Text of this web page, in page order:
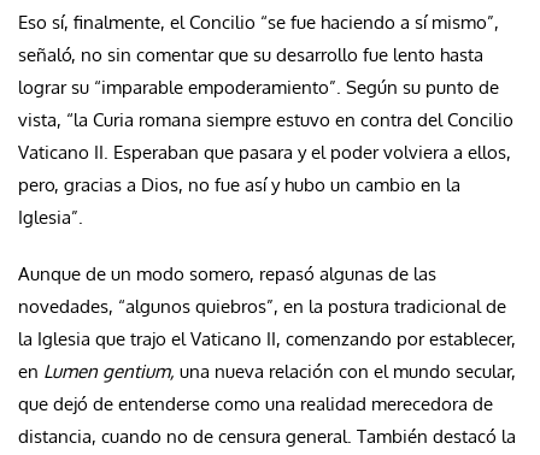
Eso sí, finalmente, el Concilio “se fue haciendo a sí mismo”,
señaló, no sin comentar que su desarrollo fue lento hasta
lograr su “imparable empoderamiento”. Según su punto de
vista, “la Curia romana siempre estuvo en contra del Concilio
Vaticano II. Esperaban que pasara y el poder volviera a ellos,
pero, gracias a Dios, no fue así y hubo un cambio en la
Iglesia”.
Aunque de un modo somero, repasó algunas de las
novedades, “algunos quiebros”, en la postura tradicional de
la Iglesia que trajo el Vaticano II, comenzando por establecer,
en Lumen gentium, una nueva relación con el mundo secular,
que dejó de entenderse como una realidad merecedora de
distancia, cuando no de censura general. También destacó la